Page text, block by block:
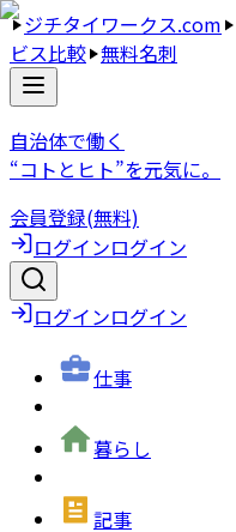
ジチタイワークス.com
ビス比較 無料名刺
自治体で働く
“コトとヒト”を元気に。
会員登録(無料)
ログインログイン
ログインログイン
仕事
暮らし
記事